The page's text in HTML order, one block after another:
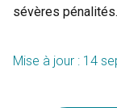
sévères pénalités.
Mise à jour : 14